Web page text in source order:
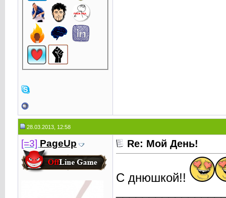
28.03.2013, 12:58
[=3] PageUp Re: Мой День!
С днюшкой!!